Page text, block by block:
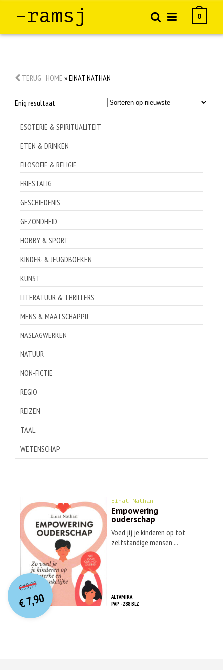
–ramsj 0
TERUG HOME »EINAT NATHAN
Enig resultaat
ESOTERIE & SPIRITUALITEIT
ETEN & DRINKEN
FILOSOFIE & RELIGIE
FRIESTALIG
GESCHIEDENIS
GEZONDHEID
HOBBY & SPORT
KINDER- & JEUGDBOEKEN
KUNST
LITERATUUR & THRILLERS
MENS & MAATSCHAPPIJ
NASLAGWERKEN
NATUUR
NON-FICTIE
REGIO
REIZEN
TAAL
WETENSCHAP
Einat Nathan
Empowering
ouderschap
Voed jij je kinderen op tot
zelfstandige mensen ...
ALTAMIRA
PAP - 288 BLZ
€19,99O
orspr
onkelijke
prijs
was:
€ 19,99.
€7,90
Huidige
prijs
is:
€ 7,90.